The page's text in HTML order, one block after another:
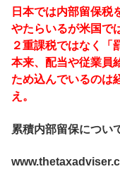
日本では内部留保税
やたらいるが米国で
２重課税ではなく「
本来、配当や従業員
ため込んでいるのは
え。
累積内部留保につい